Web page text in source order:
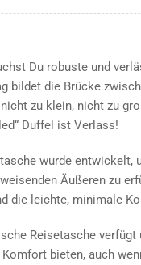
Du robuste und
bildet die Brücke
zu klein, nicht zu
Duffel ist Verlass!
wurde
Äußeren zu
die leichte, minimale
Reisetasche verfügt
bieten, auch